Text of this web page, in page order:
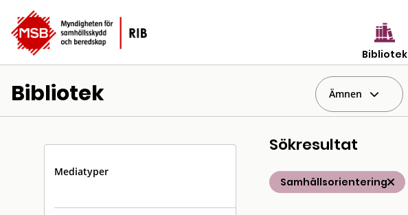
Bibliotek
Bibliotek Ämnen
Mediatyper
Sökresultat
Samhällsorientering